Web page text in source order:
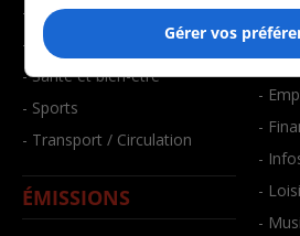
- Environnement
- Faits divers
- Santé et bien-être
- Sports
- Transport / Circulation
ÉMISSIONS
- Art
-
-
-
-
-
-
Gérer vos